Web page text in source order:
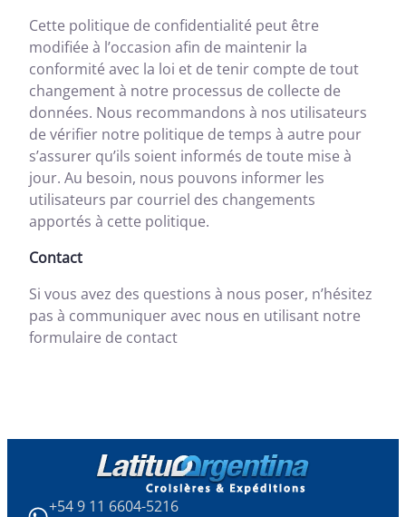
Cette politique de confidentialité peut être
modifiée à l’occasion afin de maintenir la
conformité avec la loi et de tenir compte de tout
changement à notre processus de collecte de
données. Nous recommandons à nos utilisateurs
de vérifier notre politique de temps à autre pour
s’assurer qu’ils soient informés de toute mise à
jour. Au besoin, nous pouvons informer les
utilisateurs par courriel des changements
apportés à cette politique.
Contact
Si vous avez des questions à nous poser, n’hésitez
pas à communiquer avec nous en utilisant notre
formulaire de contact
+54 9 11 6604-5216